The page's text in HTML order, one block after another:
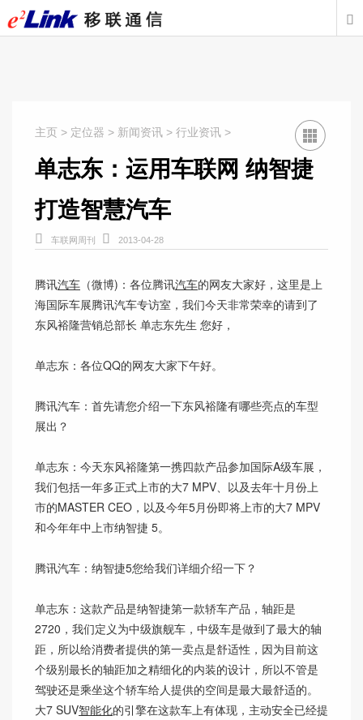

主页 > 定位器 > 新闻资讯 > 行业资讯 >
单志东：运用车联网 纳智捷
打造智慧汽车
 车联网周刊  2013-04-28
腾讯汽车 （微博)：各位腾讯汽车的网友大家好，这里是上
海国际车展腾讯汽车专访室，我们今天非常荣幸的请到了
东风裕隆营销总部长 单志东先生 您好，
单志东：各位QQ的网友大家下午好。
腾讯汽车：首先请您介绍一下东风裕隆有哪些亮点的车型
展出？
单志东：今天东风裕隆第一携四款产品参加国际A级车展，
我们包括一年多正式上市的大7 MPV、以及去年十月份上
市的MASTER CEO，以及今年5月份即将上市的大7 MPV
和今年年中上市纳智捷 5。
腾讯汽车：纳智捷5您给我们详细介绍一下？
单志东：这款产品是纳智捷第一款轿车产品，轴距是
2720，我们定义为中级旗舰车，中级车是做到了最大的轴
距，所以给消费者提供的第一卖点是舒适性，因为目前这
个级别最长的轴距加之精细化的内装的设计，所以不管是
驾驶还是乘坐这个轿车给人提供的空间是最大最舒适的。
大7 SUV智能化的引擎在这款车上有体现，主动安全已经提